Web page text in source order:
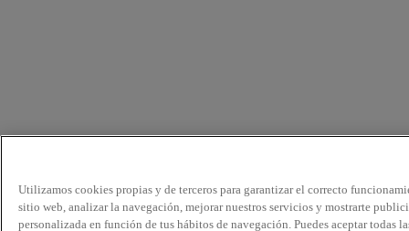
Utilizamos cookies propias y de terceros para garantizar el correcto
sitio web, analizar la navegación, mejorar nuestros servicios y mostrarte
personalizada en función de tus hábitos de navegación. Puedes aceptar todas